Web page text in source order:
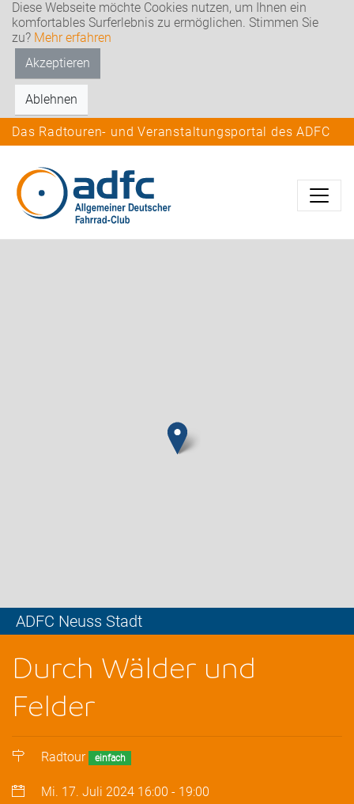
Diese Webseite möchte Cookies nutzen, um Ihnen ein
komfortables Surferlebnis zu ermöglichen. Stimmen Sie
zu? Mehr erfahren
Akzeptieren
Ablehnen
Das Radtouren- und Veranstaltungsportal des ADFC
ADFC Neuss Stadt
Durch Wälder und
Felder
Radtour einfach
Mi. 17. Juli 2024 16:00 - 19:00